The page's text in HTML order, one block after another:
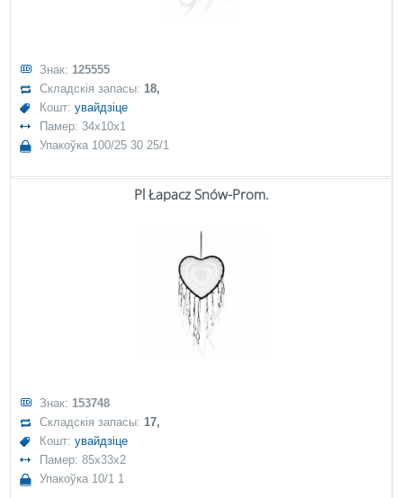
Знак: 125555
Складскія запасы:18,
Кошт:увайдзіце
Памер: 34x10x1
Упакоўка 100/25 30 25/1
Pl Łapacz Snów-Prom.
Знак: 153748
Складскія запасы:17,
Кошт:увайдзіце
Памер: 85x33x2
Упакоўка 10/1 1